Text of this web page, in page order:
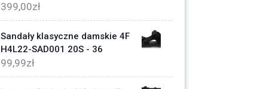
399,00zł
Sandały klasyczne damskie 4F
H4L22-SAD001 20S - 36
99,99zł